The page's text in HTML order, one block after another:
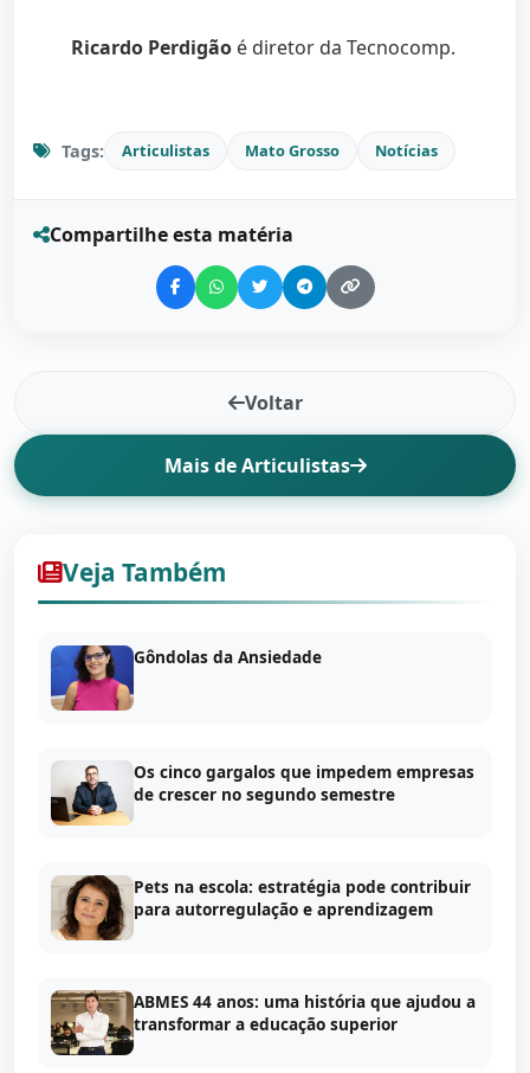
Ricardo Perdigão é diretor da Tecnocomp.
Tags: Articulistas Mato Grosso Notícias
Compartilhe esta matéria
Voltar
Mais de Articulistas
Veja Também
Gôndolas da Ansiedade
Os cinco gargalos que impedem empresas
de crescer no segundo semestre
Pets na escola: estratégia pode contribuir
para autorregulação e aprendizagem
ABMES 44 anos: uma história que ajudou a
transformar a educação superior